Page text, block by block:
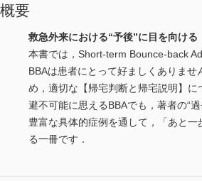
概要
救急外来における“予後”に目を向ける
本書では，Short-term Bounce-back
BBAは患者にとって好ましくありま
め，適切な【帰宅判断と帰宅説明】
避不可能に思えるBBAでも，著者の“
豊富な具体的症例を通して，「あと
る一冊です．